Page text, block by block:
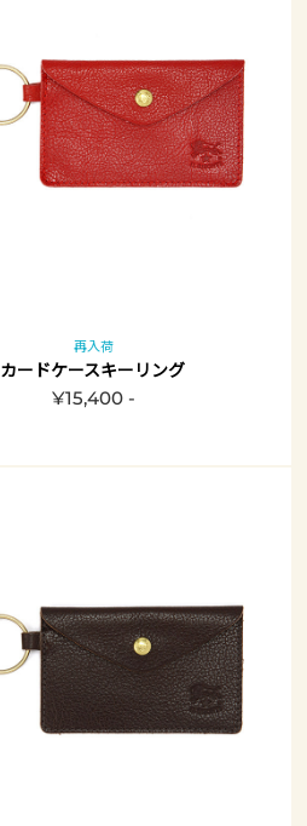
再入荷
カードケースキーリング
¥15,400 -